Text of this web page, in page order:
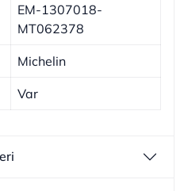
EM-1307018-
MT062378
Michelin
Var